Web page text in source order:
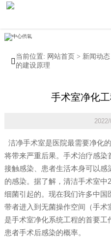

当前位置: 网站首页 > 新闻动态
的建设原理
手术室净化
2022/
洁净手术室是医院最需要净化
将带来严重后果。手术治疗感
接触感染、患者生活本身可以
的感染。据了解，清洁手术室
细菌引起的。现在我们许多中
带者进入到无菌操作空间（手
是手术室净化系统工程的首要
患者手术后感染的概率。